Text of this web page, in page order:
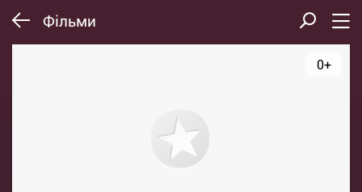
Фільми
0+